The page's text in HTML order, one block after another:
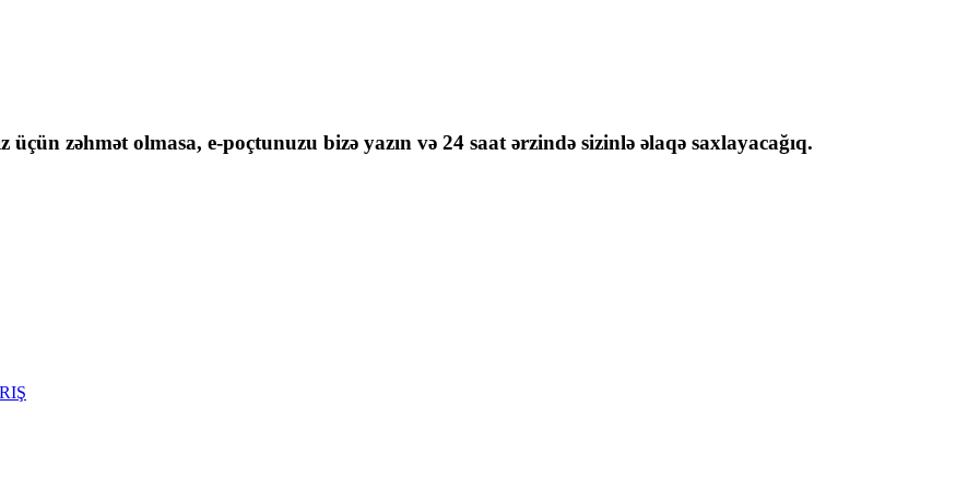
üçün zəhmət olmasa, e-poçtunuzu bizə yazın və 24 saat ərzində sizinlə əlaqə saxlayacağıq.